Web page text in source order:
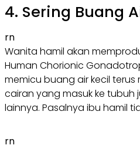
4. Sering Buang
rn
Wanita hamil akan
Human Chorionic
memicu buang air kecil terus
cairan yang masuk ke tubuh
lainnya. Pasalnya ibu hamil
rn